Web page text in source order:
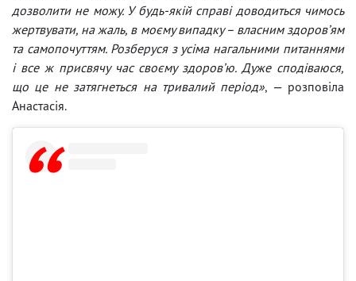
дозволити не можу. У будь-якій справі доводиться чимось
жертвувати, на жаль, в моєму випадку – власним здоровʼям
та самопочуттям. Розберуся з усіма нагальними питаннями
і все ж присвячу час своєму здоровʼю. Дуже сподіваюся,
що це не затягнеться на тривалий період», — розповіла
Анастасія.